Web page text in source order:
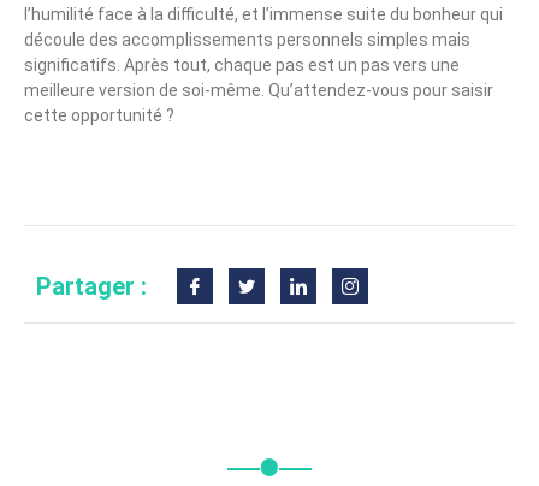
l’humilité face à la difficulté, et l’immense suite du bonheur qui
découle des accomplissements personnels simples mais
significatifs. Après tout, chaque pas est un pas vers une
meilleure version de soi-même. Qu’attendez-vous pour saisir
cette opportunité ?
Partager :